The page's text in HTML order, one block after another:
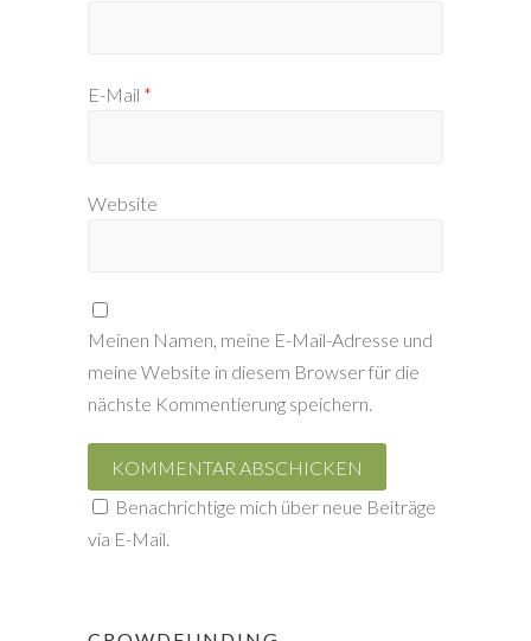
E-Mail *
Website
Meinen Namen, meine E-Mail-Adresse und
meine Website in diesem Browser für die
nächste Kommentierung speichern.
Benachrichtige mich über neue Beiträge
via E-Mail.